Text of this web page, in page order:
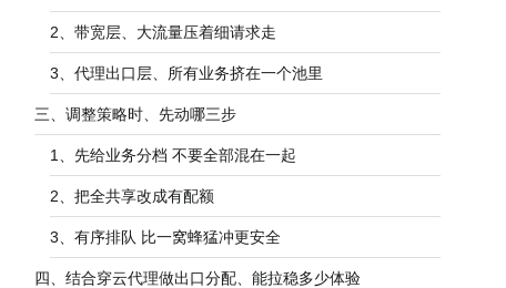
2、带宽层、大流量压着细请求走
3、代理出口层、所有业务挤在一个池里
三、调整策略时、先动哪三步
1、先给业务分档 不要全部混在一起
2、把全共享改成有配额
3、有序排队 比一窝蜂猛冲更安全
四、结合穿云代理做出口分配、能拉稳多少体验